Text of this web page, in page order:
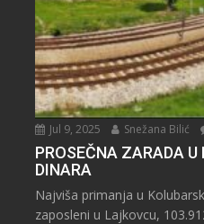
Jul 9, 2025 Snežana Bilić
PROSEČNA ZARADA
DINARA
Najviša primanja u
zaposleni u Lajkovcu,